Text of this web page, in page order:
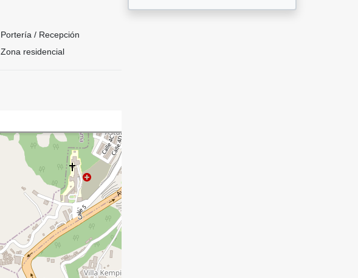
Portería / Recepción
Zona residencial